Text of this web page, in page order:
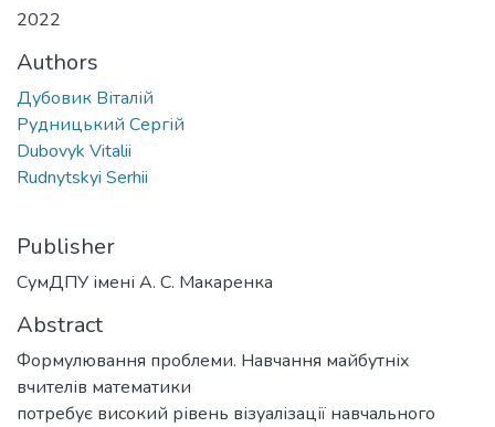
2022
Authors
Дубовик Віталій
Рудницький Сергій
Dubovyk Vitalii
Rudnytskyi Serhii
Publisher
СумДПУ імені А. С. Макаренка
Abstract
Формулювання проблеми. Навчання майбутніх
вчителів математики
потребує високий рівень візуалізації навчального